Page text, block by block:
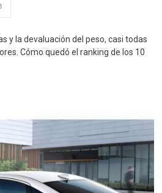
y la devaluación del peso, casi todas
Cómo quedó el ranking de los 10